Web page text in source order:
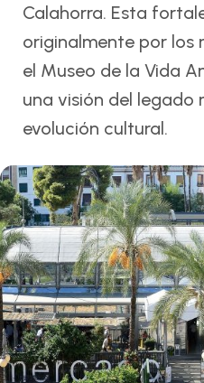
Calahorra. Esta
originalmente por los
el Museo de la Vida
una visión del legado
evolución cultural.